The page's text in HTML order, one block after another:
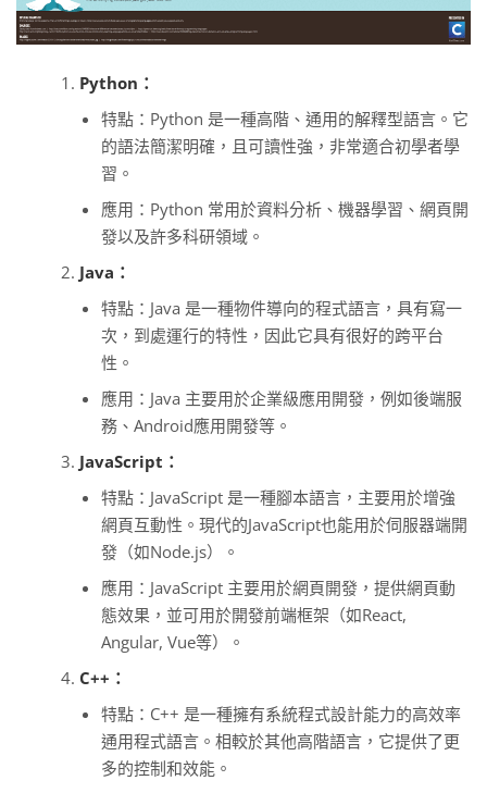
Python：
特點：Python 是一種高階、通用的解釋型語言。它
的語法簡潔明確，且可讀性強，非常適合初學者學
習。
應用：Python 常用於資料分析、機器學習、網頁開
發以及許多科研領域。
Java：
特點：Java 是一種物件導向的程式語言，具有寫一
次，到處運行的特性，因此它具有很好的跨平台
性。
應用：Java 主要用於企業級應用開發，例如後端服
務、Android應用開發等。
JavaScript：
特點：JavaScript 是一種腳本語言，主要用於增強
網頁互動性。現代的JavaScript也能用於伺服器端開
發（如Node.js）。
應用：JavaScript 主要用於網頁開發，提供網頁動
態效果，並可用於開發前端框架（如React,
Angular, Vue等）。
C++：
特點：C++ 是一種擁有系統程式設計能力的高效率
通用程式語言。相較於其他高階語言，它提供了更
多的控制和效能。